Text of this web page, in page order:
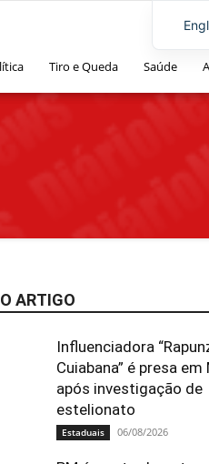
Tiro e Queda Saúde
ARTIGO
Influenciadora
Cuiabana” é presa em
após investigação de
estelionato
Estaduais 06/08/2026